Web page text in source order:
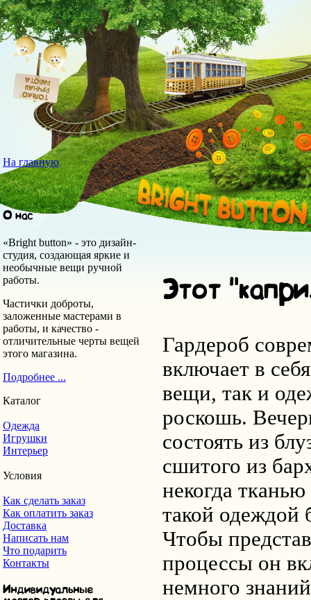
На главную
«Bright button» - это дизайн-
студия, создающая яркие и
необычные вещи ручной
работы.
Частички доброты,
заложенные мастерами в
работы, и качество -
отличительные черты вещей
этого магазина.
Подробнее ...
Каталог
Одежда
Игрушки
Интерьер
Условия
Как сделать заказ
Как оплатить заказ
Доставка
Написать нам
Что подарить
Контакты
Гардероб
включает в
вещи, так и
роскошь.
состоять из
сшитого из
некогда
такой одеждой
Чтобы
процессы он
немного